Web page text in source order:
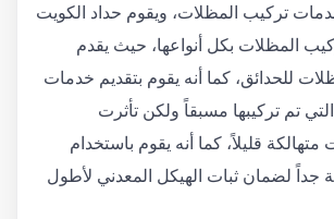
تركيب المظلات، ويقوم حداد الكويت
المظلات بكل أنواعها، حيث يقدم
للحدائق، كما أنه يقوم بتقديم خدمات
تم تركيبها مسبقاً ولكن تأثرت
قليلاً، كما أنه يقوم باستخدام
جداً لضمان ثبات الهيكل المعدني لأطول